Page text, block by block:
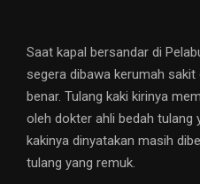
Saat kapal bersandar di
segera dibawa kerumah sakit
benar. Tulang kaki kirinya
oleh dokter ahli bedah tulang
kakinya dinyatakan masih
tulang yang remuk.